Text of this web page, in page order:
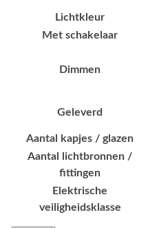
Lichtkleur
Met schakelaar
Dimmen
Geleverd
Aantal kapjes / glazen
Aantal lichtbronnen /
fittingen
Elektrische
veiligheidsklasse